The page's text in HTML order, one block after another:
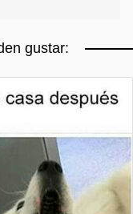
gustar: